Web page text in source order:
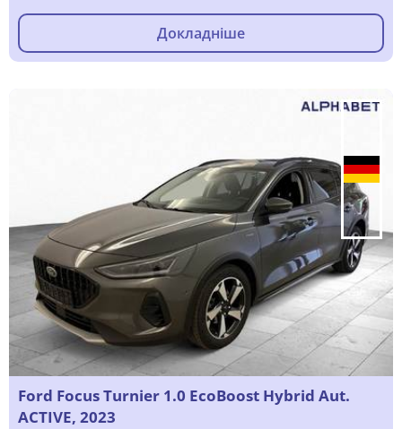
Докладніше
Ford Focus Turnier 1.0 EcoBoost Hybrid Aut.
ACTIVE, 2023